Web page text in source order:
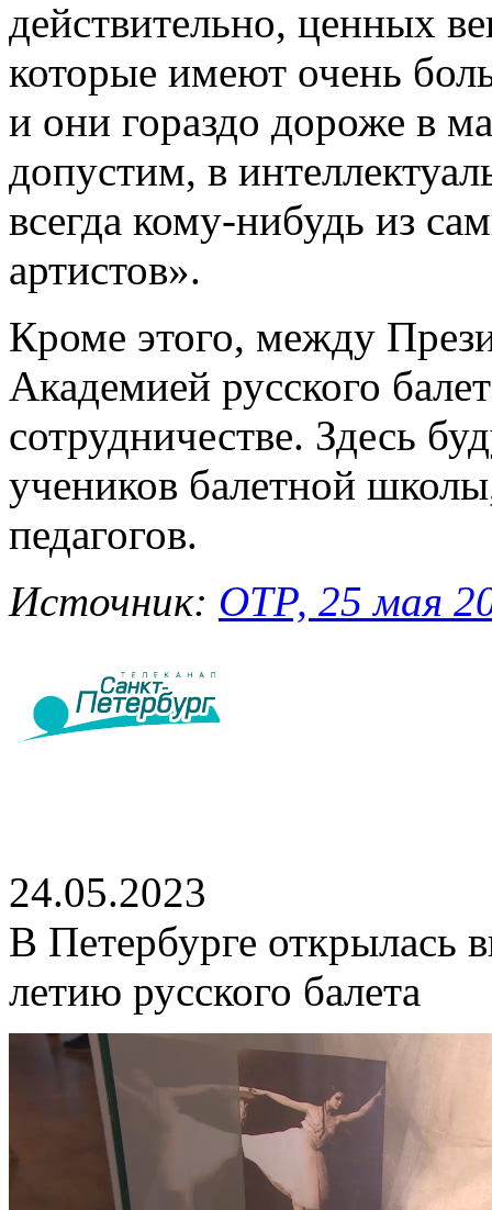
действительно, ценных
которые имеют очень
и они гораздо дороже в
допустим, в
всегда кому-нибудь из
артистов».
Кроме этого, между
Академией русского
сотрудничестве. Здесь
учеников балетной
педагогов.
Источник: ОТР, 25 мая
24.05.2023
В Петербурге открылась
летию русского балета